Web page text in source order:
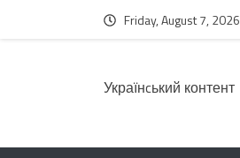
Friday, August 7, 2026
Українcький контент